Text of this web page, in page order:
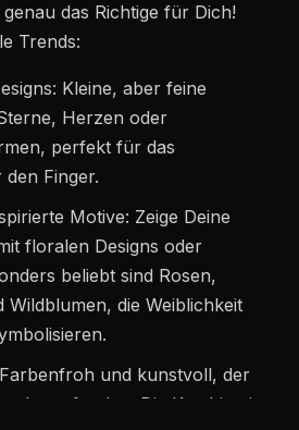
das Richtige für Dich!
Trends:
Kleine, aber feine
Herzen oder
perfekt für das
Finger.
Motive: Zeige Deine
floralen Designs oder
beliebt sind Rosen,
Wildblumen, die Weiblichkeit
und kunstvoll, der
Die Kombination